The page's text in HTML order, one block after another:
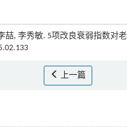
喆, 李秀敏. 5项改良衰弱指数对
上一篇